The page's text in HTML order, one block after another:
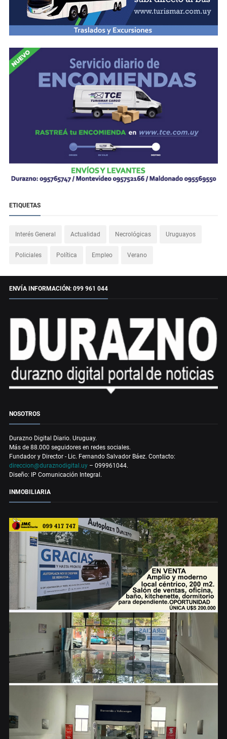
ETIQUETAS
Interés General Actualidad Necrológicas Uruguayos
Policiales Política Empleo Verano
ENVÍA INFORMACIÓN: 099 961 044
NOSOTROS
Durazno Digital Diario. Uruguay.
Más de 88.000 seguidores en redes sociales.
Fundador y Director - Lic. Fernando Salvador Báez. Contacto:
direccion@duraznodigital.uy – 099961044.
Diseño: IP Comunicación Integral.
INMOBILIARIA